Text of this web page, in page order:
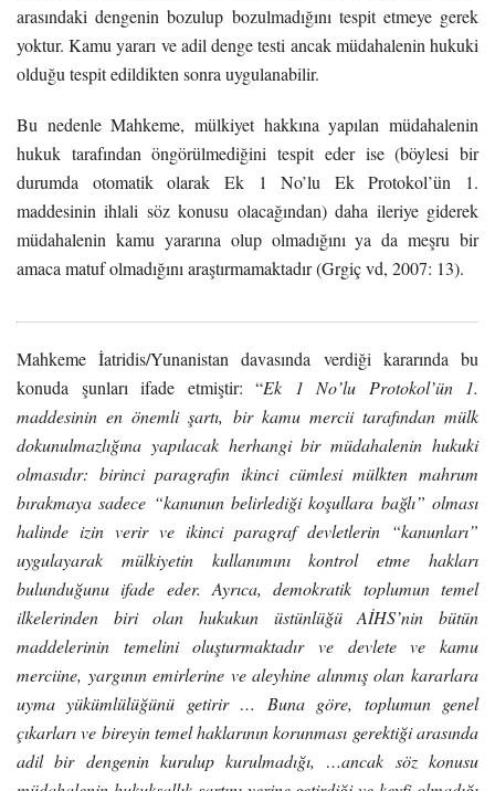
arasındaki dengenin bozulup bozulmadığını tespit etmeye gerek
yoktur. Kamu yararı ve adil denge testi ancak müdahalenin hukuki
olduğu tespit edildikten sonra uygulanabilir.
Bu nedenle Mahkeme, mülkiyet hakkına yapılan müdahalenin
hukuk tarafından öngörülmediğini tespit eder ise (böylesi bir
durumda otomatik olarak Ek 1 No’lu Ek Protokol’ün 1.
maddesinin ihlali söz konusu olacağından) daha ileriye giderek
müdahalenin kamu yararına olup olmadığını ya da meşru bir
amaca matuf olmadığını araştırmamaktadır (Grgiç vd, 2007: 13).
Mahkeme İatridis/Yunanistan davasında verdiği kararında bu
konuda şunları ifade etmiştir: “Ek 1 No’lu Protokol’ün 1.
maddesinin en önemli şartı, bir kamu mercii tarafından mülk
dokunulmazlığına yapılacak herhangi bir müdahalenin hukuki
olmasıdır: birinci paragrafın ikinci cümlesi mülkten mahrum
bırakmaya sadece “kanunun belirlediği koşullara bağlı” olması
halinde izin verir ve ikinci paragraf devletlerin “kanunları”
uygulayarak mülkiyetin kullanımını kontrol etme hakları
bulunduğunu ifade eder. Ayrıca, demokratik toplumun temel
ilkelerinden biri olan hukukun üstünlüğü AİHS’nin bütün
maddelerinin temelini oluşturmaktadır ve devlete ve kamu
merciine, yargının emirlerine ve aleyhine alınmış olan kararlara
uyma yükümlülüğünü getirir … Buna göre, toplumun genel
çıkarları ve bireyin temel haklarının korunması gerektiği arasında
adil bir dengenin kurulup kurulmadığı, …ancak söz konusu